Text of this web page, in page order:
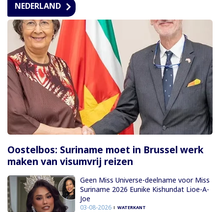
NEDERLAND
Oostelbos: Suriname moet in Brussel werk
maken van visumvrij reizen
Geen Miss Universe-deelname voor Miss
Suriname 2026 Eunike Kishundat Lioe-A-
Joe
03-08-2026 WATERKANT